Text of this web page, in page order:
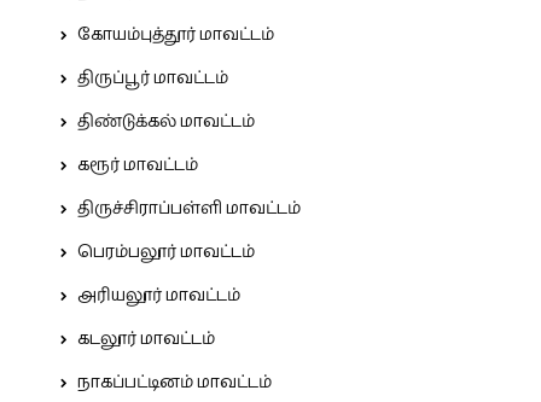
கோயம்புத்தூர் மாவட்டம்
திருப்பூர் மாவட்டம்
திண்டுக்கல் மாவட்டம்
கரூர் மாவட்டம்
திருச்சிராப்பள்ளி மாவட்டம்
பெரம்பலூர் மாவட்டம்
அரியலூர் மாவட்டம்
கடலூர் மாவட்டம்
நாகப்பட்டினம் மாவட்டம்